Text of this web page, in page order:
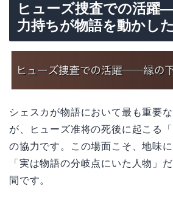
ヒューズ捜査での活
力持ちが物語を動かした
シェスカが物語において最も重要
が、ヒューズ准将の死後に起こる
の協力です。この場面こそ、地味
「実は物語の分岐点にいた人物」
間です。